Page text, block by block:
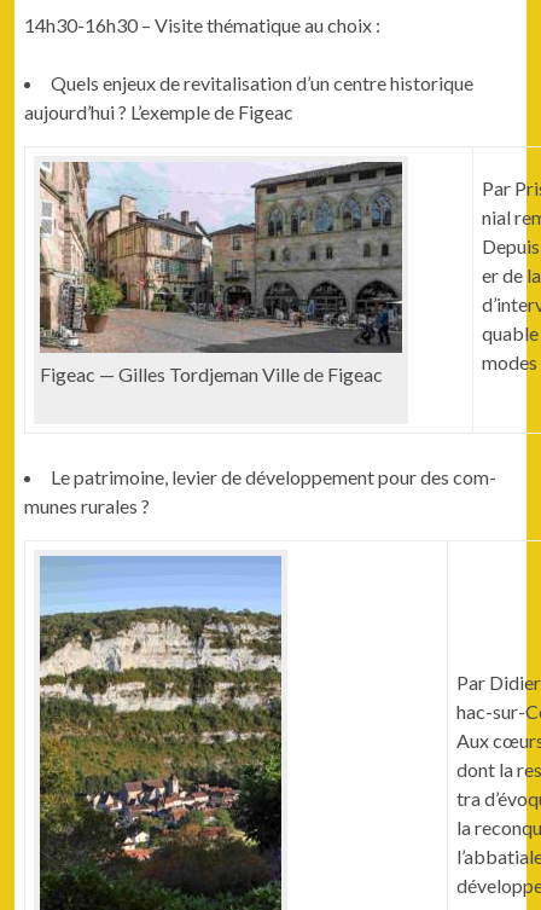
14h30-16h30 – Vis­ite thé­ma­tique au choix :
Quels enjeux de revi­tal­i­sa­tion d’un cen­tre his­torique
aujourd’hui ? L’exemple de Figeac
Figeac — Gilles Tord­je­man Ville de Figeac
Par
ni­al
er de
Le pat­ri­moine, levi­er de développe­ment pour des com­
munes rurales ?
Par
hac-sur-
Aux
dont la
tra
la